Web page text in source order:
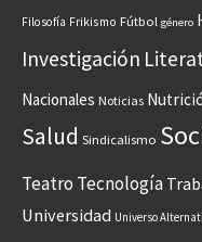
Filosofía Frikismo Fútbol género
Investigación
Nacionales Noticias
Salud Sindicalismo
Teatro Tecnología
Universidad Universo